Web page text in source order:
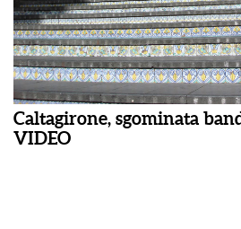
Caltagirone, sgominata
VIDEO